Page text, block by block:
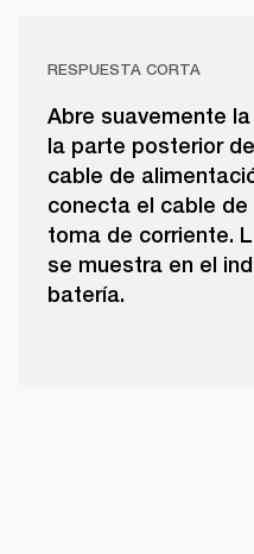
RESPUESTA CORTA
Abre suavemente
la parte posterior
cable de
conecta el cable
toma de corriente.
se muestra en el
batería.